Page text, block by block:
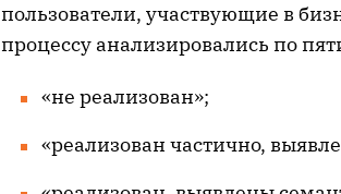
пользователи, участвующие в
процессу анализировались по
«не реализован»;
«реализован частично,